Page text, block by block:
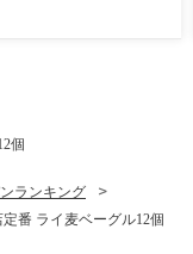
個
ランキング
番 ライ麦ベーグル12個